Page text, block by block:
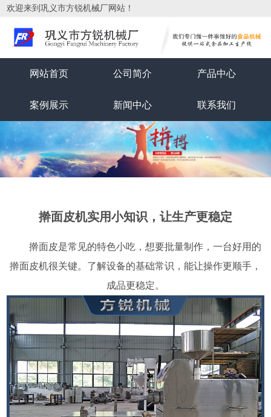
欢迎来到巩义市方锐机械厂网站！
网站首页 公司简介 产品中心
案例展示 新闻中心 联系我们
擀面皮机实用小知识，让生产更稳定
擀面皮是常见的特色小吃，想要批量制作，一台好用的
擀面皮机很关键。了解设备的基础常识，能让操作更顺手，
成品更稳定。